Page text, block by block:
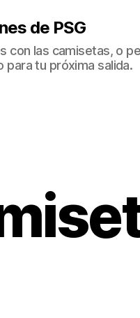
de PSG
con las camisetas, o
para tu próxima salida.